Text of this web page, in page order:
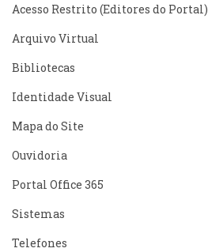
Acesso Restrito (Editores do Portal)
Arquivo Virtual
Bibliotecas
Identidade Visual
Mapa do Site
Ouvidoria
Portal Office 365
Sistemas
Telefones